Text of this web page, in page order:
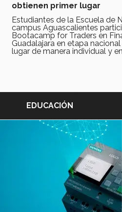
obtienen primer lugar
Estudiantes de la Escuela de
campus Aguascalientes
Bootacamp for Traders en
Guadalajara en etapa
lugar de manera individual y
EDUCACIÓN